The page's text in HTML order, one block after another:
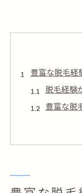
豊富な脱毛経
脱毛経験
豊富な脱
迷いがちな脱